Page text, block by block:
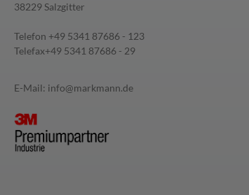
38229 Salzgitter
Telefon +49 5341 87686 - 123
Telefax+49 5341 87686 - 29
E-Mail: info@markmann.de